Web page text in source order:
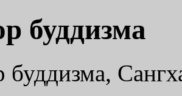
буддизма
буддизма,